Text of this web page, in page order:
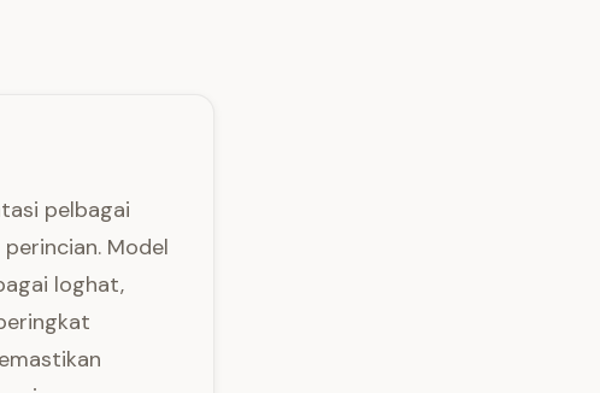
pelbagai
Model
loghat,